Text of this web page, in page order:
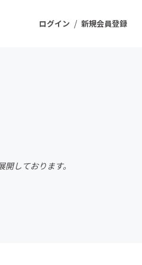
ログイン / 新規会員登録
しております。